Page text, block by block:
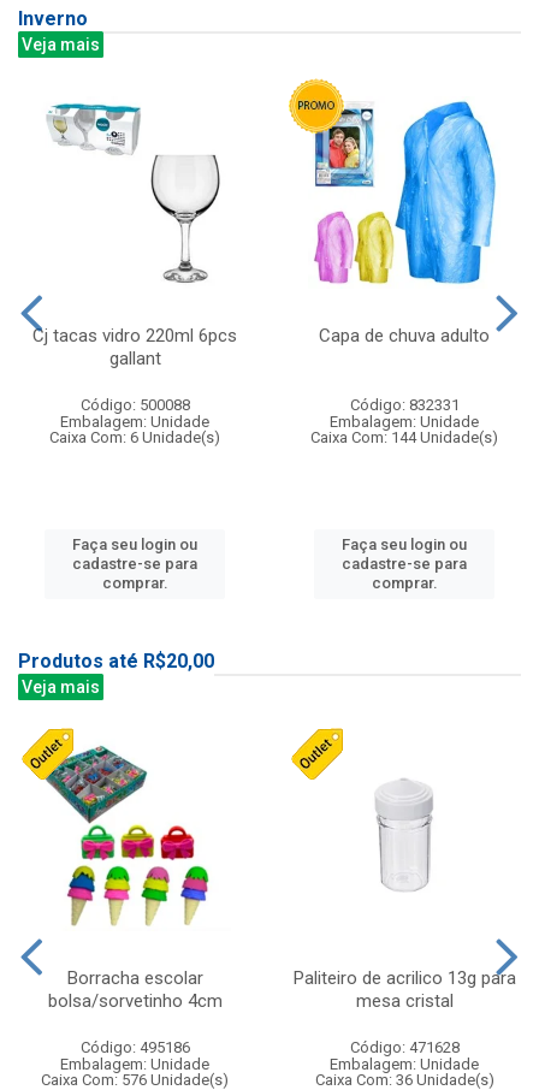
Inverno
Veja mais
Cj tacas vidro 220ml 6pcs
gallant
Código: 500088
Embalagem: Unidade
Caixa Com: 6 Unidade(s)
Faça seu login ou
cadastre-se para
comprar.
Capa de chuva adulto
Código: 832331
Embalagem: Unidade
Caixa Com: 144 Unidade(s)
Faça seu login ou
cadastre-se para
comprar.
Produtos até R$20,00
Veja mais
Borracha escolar
bolsa/sorvetinho 4cm
Código: 495186
Embalagem: Unidade
Caixa Com: 576 Unidade(s)
Paliteiro de acrilico 13g para
mesa cristal
Código: 471628
Embalagem: Unidade
Caixa Com: 36 Unidade(s)